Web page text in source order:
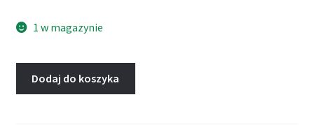
1 w magazynie
Dodaj do koszyka